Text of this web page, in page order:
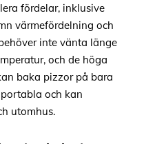
fördelar, inklusive
värmefördelning och
inte vänta länge
och de höga
baka pizzor på bara
och kan
utomhus.